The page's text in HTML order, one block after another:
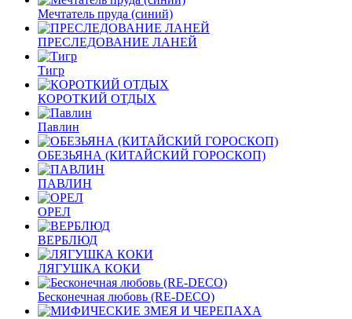
Мечтатель пруда (синий)
ПРЕСЛЕДОВАНИЕ ЛАНЕЙ
Тигр
КОРОТКИЙ ОТДЫХ
Павлин
ОБЕЗЬЯНА (КИТАЙСКИЙ ГОРОСКОП)
ПАВЛИН
ОРЕЛ
ВЕРБЛЮД
ЛЯГУШКА КОКИ
Бесконечная любовь (RE-DECO)